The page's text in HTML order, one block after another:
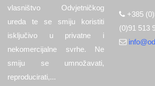
vlasništvo Odvjetničkog
ureda te se smiju koristiti
isključivo u privatne i
nekomercijalne svrhe. Ne
smiju se umnožavati,
reproducirati,...
+385
(0)91 513